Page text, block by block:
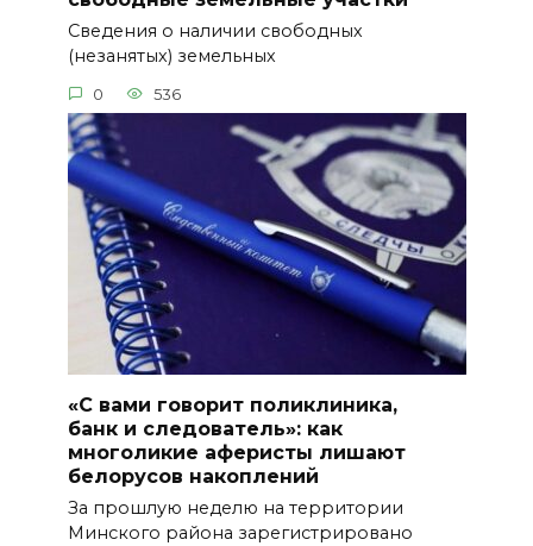
Сведения о наличии свободных
(незанятых) земельных
0 536
«С вами говорит поликлиника,
банк и следователь»: как
многоликие аферисты лишают
белорусов накоплений
За прошлую неделю на территории
Минского района зарегистрировано